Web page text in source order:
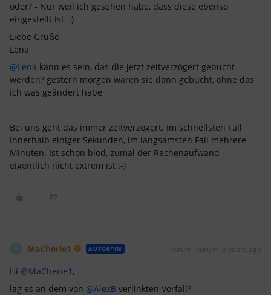
oder? - Nur weil ich gesehen habe, dass diese ebenso
eingestellt ist. :)
Liebe Grüße
Lena
@Lena kann es sein, das die jetzt zeitverzögert gebucht
werden? gestern morgen waren sie dann gebucht, ohne das
ich was geändert habe
Bei uns geht das immer zeitverzögert. Im schnellsten Fall
innerhalb einiger Sekunden, im langsamsten Fall mehrere
Minuten. Ist schon blöd, zumal der Rechenaufwand
eigentlich nicht extrem ist :-)
MaCherie1 AUTOR*IN Forum|Forum|3 years ago
Hi @MaCherie1 ,
lag es an dem von @AlexB verlinkten Vorfall?